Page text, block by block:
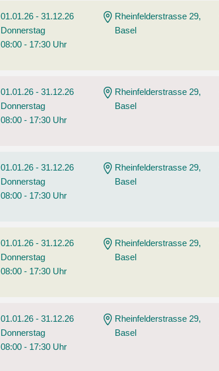
01.01.26 - 31.12.26
Donnerstag
08:00 - 17:30 Uhr
Rheinfelderstrasse 29,
Basel
01.01.26 - 31.12.26
Donnerstag
08:00 - 17:30 Uhr
Rheinfelderstrasse 29,
Basel
01.01.26 - 31.12.26
Donnerstag
08:00 - 17:30 Uhr
Rheinfelderstrasse 29,
Basel
01.01.26 - 31.12.26
Donnerstag
08:00 - 17:30 Uhr
Rheinfelderstrasse 29,
Basel
01.01.26 - 31.12.26
Donnerstag
08:00 - 17:30 Uhr
Rheinfelderstrasse 29,
Basel